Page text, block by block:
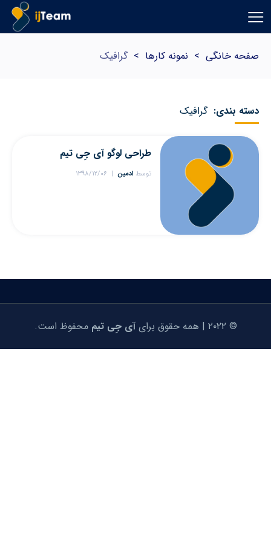
صفحه خانگی > نمونه کارها > گرافیک
دسته بندی: گرافیک
طراحی لوگو آی جِی تیم
توسط ادمین ۱۳۹۸/۱۲/۰۶
© ۲۰۲۲ | همه حقوق برای آی جِی تیم محفوظ است.